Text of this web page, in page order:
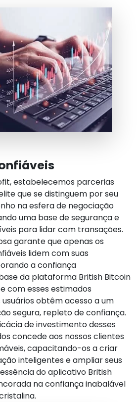
estabelecemos parcerias
que se distinguem por seu
na esfera de negociação
uma base de segurança e
para lidar com transações.
garante que apenas os
lidem com suas
a confiança
da plataforma British Bitcoin
com esses estimados
usuários obtêm acesso a um
segura, repleto de confiança.
de investimento desses
concede aos nossos clientes
capacitando-os a criar
inteligentes e ampliar seus
do aplicativo British
na confiança inabalável